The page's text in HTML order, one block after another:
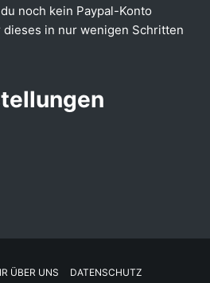
noch kein Paypal-Konto
in nur wenigen Schritten
ÜBER UNS DATENSCHUTZ